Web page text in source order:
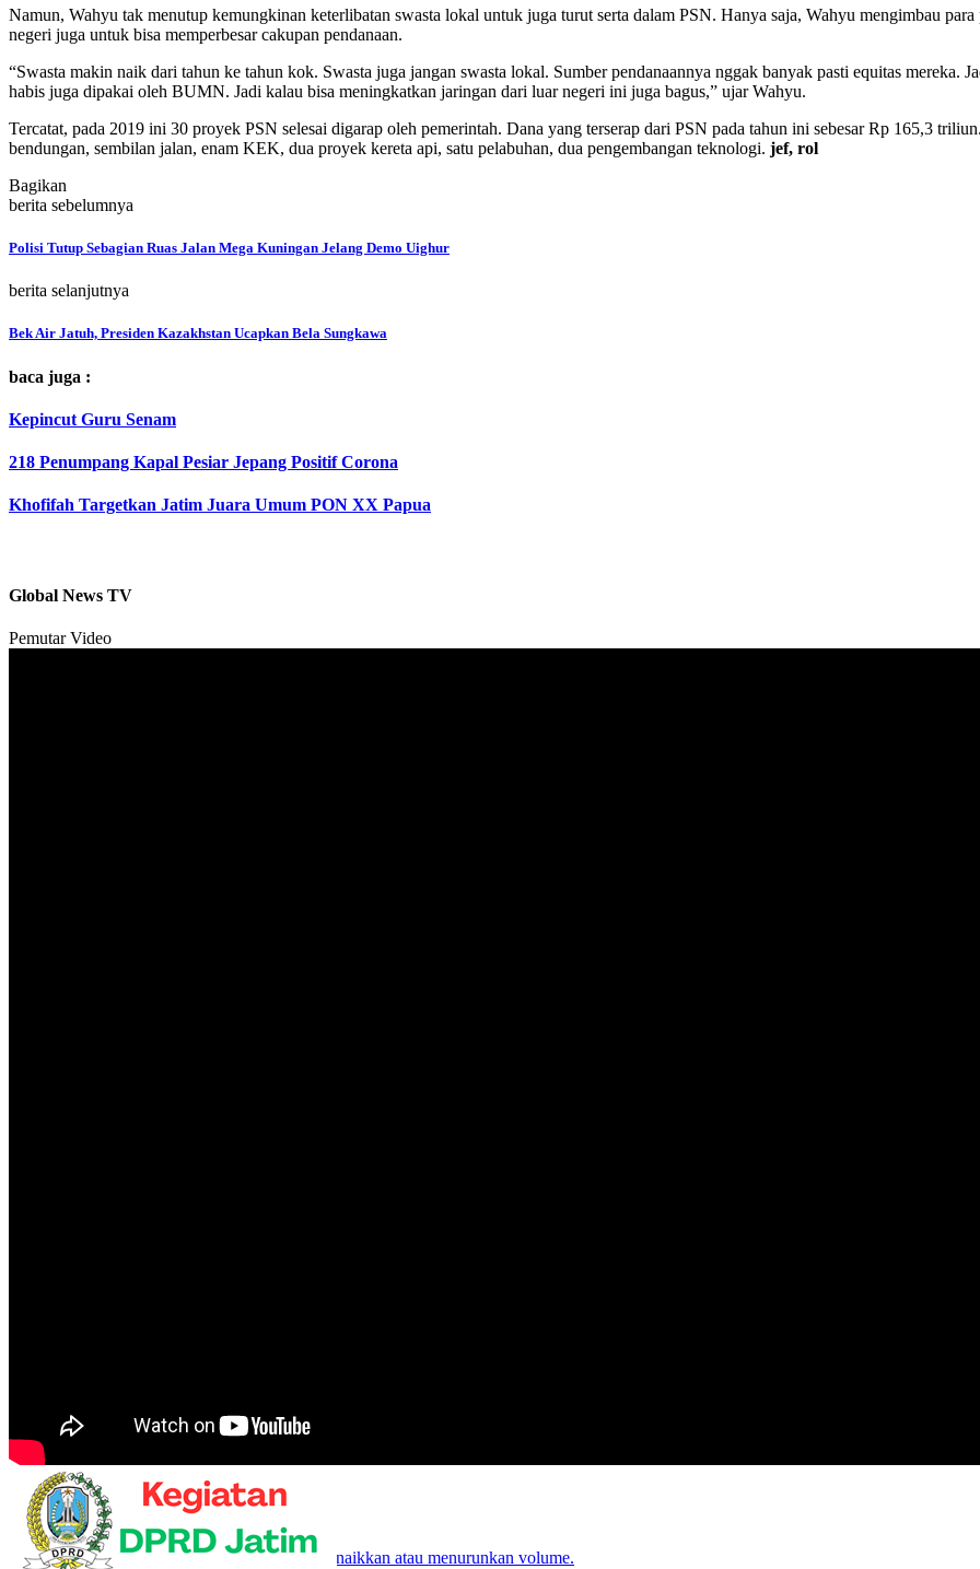
Namun, Wahyu tak menutup kemungkinan keterlibatan swasta lokal untuk juga turut serta dalam PSN. Hanya saja, Wahyu mengimbau
negeri juga untuk bisa memperbesar cakupan pendanaan.
“Swasta makin naik dari tahun ke tahun kok. Swasta juga jangan swasta lokal. Sumber pendanaannya nggak banyak pasti equitas mereka.
habis juga dipakai oleh BUMN. Jadi kalau bisa meningkatkan jaringan dari luar negeri ini juga bagus,” ujar Wahyu.
Tercatat, pada 2019 ini 30 proyek PSN selesai digarap oleh pemerintah. Dana yang terserap dari PSN pada tahun ini sebesar Rp 165,3
bendungan, sembilan jalan, enam KEK, dua proyek kereta api, satu pelabuhan, dua pengembangan teknologi. jef, rol
Bagikan
berita sebelumnya
Polisi Tutup Sebagian Ruas Jalan Mega Kuningan Jelang Demo Uighur
berita selanjutnya
Bek Air Jatuh, Presiden Kazakhstan Ucapkan Bela Sungkawa
baca juga :
Kepincut Guru Senam
218 Penumpang Kapal Pesiar Jepang Positif Corona
Khofifah Targetkan Jatim Juara Umum PON XX Papua
Global News TV
Pemutar Video
00:00
00:00
08:28
Gunakan Anak Panah Atas/Bawah untuk menaikkan atau menurunkan volume.